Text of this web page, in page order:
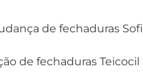
de fechaduras Sofi
de fechaduras Teicocil